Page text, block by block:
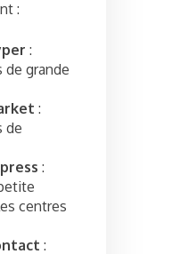
:
:
de grande
:
de
:
centres
: